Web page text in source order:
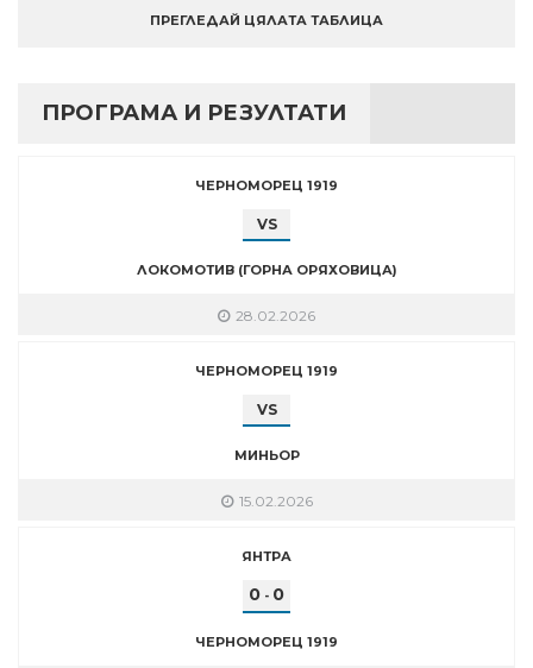
ПРЕГЛЕДАЙ ЦЯЛАТА ТАБЛИЦА
ПРОГРАМА И РЕЗУЛТАТИ
ЧЕРНОМОРЕЦ 1919
VS
ЛОКОМОТИВ (ГОРНА ОРЯХОВИЦА)
28.02.2026
ЧЕРНОМОРЕЦ 1919
VS
МИНЬОР
15.02.2026
ЯНТРА
0 - 0
ЧЕРНОМОРЕЦ 1919